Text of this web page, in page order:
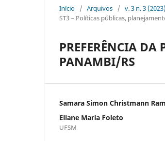
Início / Arquivos / v. 3 n. 3
ST3 – Políticas públicas,
PREFERÊNCIA
PANAMBI/RS
Samara Simon Christmann
Eliane Maria Foleto
UFSM